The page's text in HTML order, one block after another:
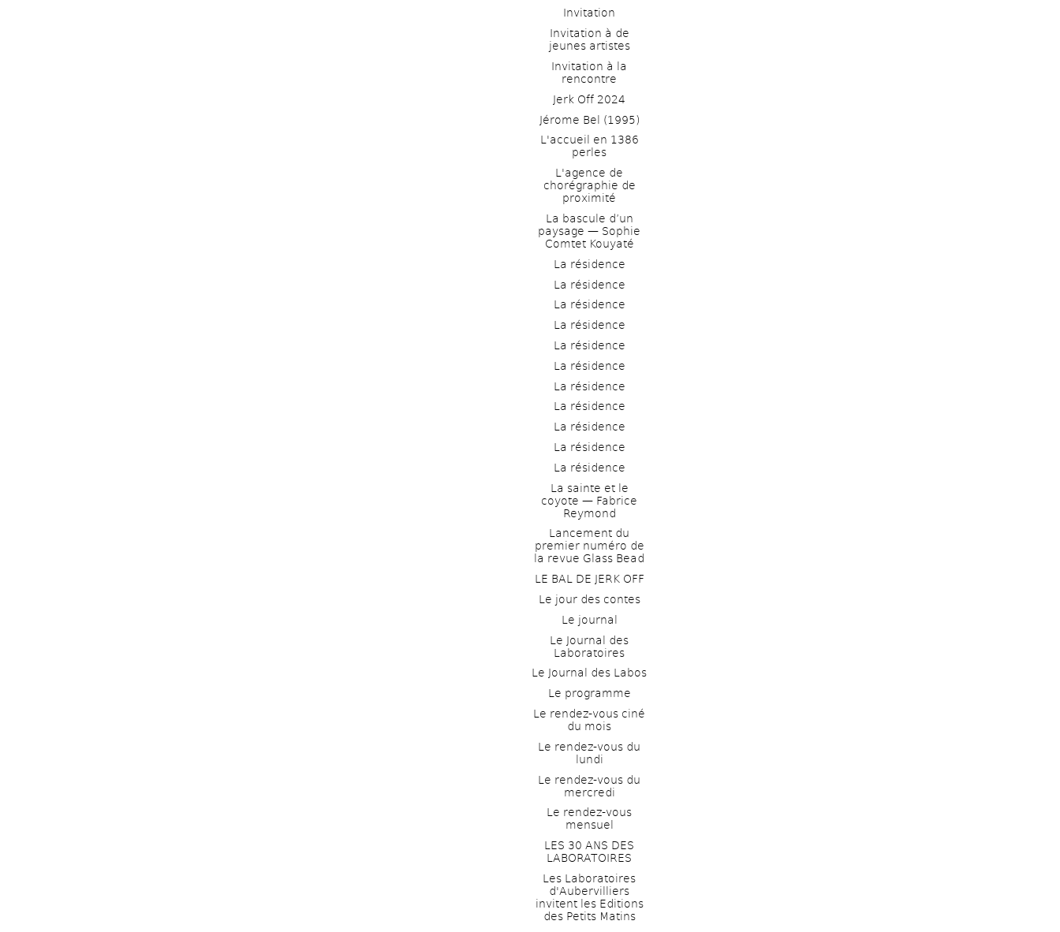
Invitation
Invitation à de
jeunes artistes
Invitation à la
rencontre
Jerk Off 2024
Jérome Bel (1995)
L'accueil en 1386
perles
L'agence de
chorégraphie de
proximité
La bascule d’un
paysage — Sophie
Comtet Kouyaté
La résidence
La résidence
La résidence
La résidence
La résidence
La résidence
La résidence
La résidence
La résidence
La résidence
La résidence
La sainte et le
coyote — Fabrice
Reymond
Lancement du
premier numéro de
la revue Glass Bead
LE BAL DE JERK OFF
Le jour des contes
Le journal
Le Journal des
Laboratoires
Le Journal des Labos
Le programme
Le rendez-vous ciné
du mois
Le rendez-vous du
lundi
Le rendez-vous du
mercredi
Le rendez-vous
mensuel
LES 30 ANS DES
LABORATOIRES
Les Laboratoires
d'Aubervilliers
invitent les Editions
des Petits Matins